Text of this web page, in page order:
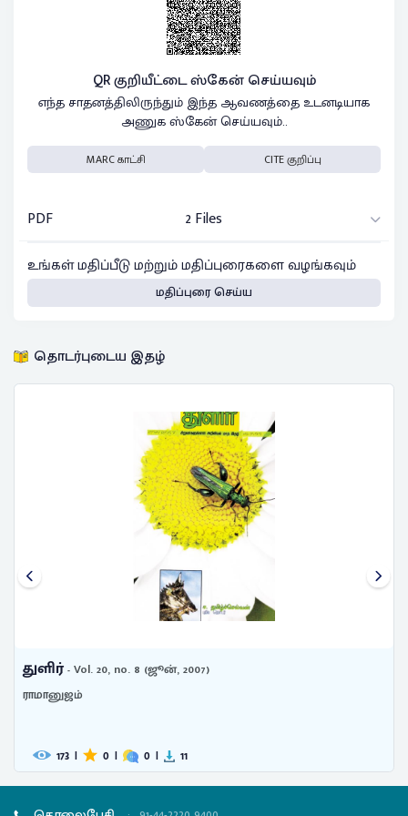
QR குறியீட்டை ஸ்கேன் செய்யவும்
எந்த சாதனத்திலிருந்தும் இந்த ஆவணத்தை உடனடியாக
அணுக ஸ்கேன் செய்யவும்..
MARC காட்சி CITE குறிப்பு
PDF
2 Files
உங்கள் மதிப்பீடு மற்றும் மதிப்புரைகளை வழங்கவும்
மதிப்புரை செய்ய
தொடர்புடைய இதழ்
துளிர்- Vol. 20, no. 8 (ஜூன், 2007)
ராமானுஜம்
173 | 0 | 0 | 11